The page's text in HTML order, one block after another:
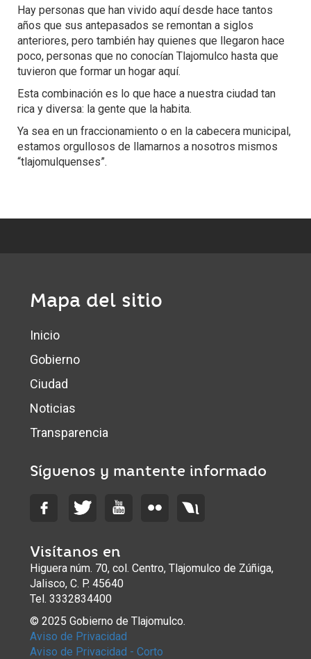
Hay personas que han vivido aquí desde hace tantos
años que sus antepasados se remontan a siglos
anteriores, pero también hay quienes que llegaron hace
poco, personas que no conocían Tlajomulco hasta que
tuvieron que formar un hogar aquí.
Esta combinación es lo que hace a nuestra ciudad tan
rica y diversa: la gente que la habita.
Ya sea en un fraccionamiento o en la cabecera municipal,
estamos orgullosos de llamarnos a nosotros mismos
“tlajomulquenses”.
Mapa del sitio
Inicio
Gobierno
Ciudad
Noticias
Transparencia
Síguenos y mantente informado
Visítanos en
Higuera núm. 70, col. Centro, Tlajomulco de Zúñiga,
Jalisco, C. P. 45640
Tel. 3332834400
© 2025 Gobierno de Tlajomulco.
Aviso de Privacidad
Aviso de Privacidad - Corto